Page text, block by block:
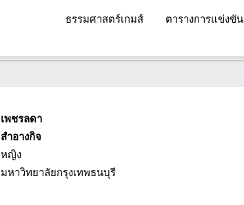
ธรรมศาสตร์เกมส์ ตารางการแข่งขัน
เพชรลดา
สำอางกิจ
หญิง
มหาวิทยาลัยกรุงเทพธนบุรี